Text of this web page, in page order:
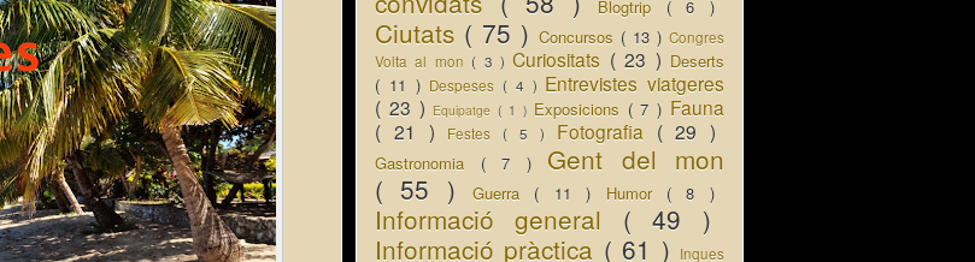
Blogtrip ( 6 )
Ciutats ( 75 ) Concursos ( 13 ) Congres
Volta al mon ( 3 )Curiositats ( 23 ) Deserts
( 11 ) Despeses ( 4 ) Entrevistes viatgeres
( 23 ) Equipatge( 1 ) Exposicions ( 7 ) Fauna
( 21 )
Festes ( 5 ) Fotografia ( 29 )
Gastronomia ( 7 ) Gent del mon
( 55 )Guerra ( 11 ) Humor ( 8 )
Informació general ( 49 )
Informació pràctica ( 61 )
Inques